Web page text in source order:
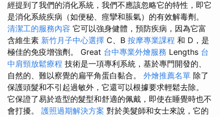
經提到了我們的消化系統，我們不應該忽略它的特性，即它
是消化系統疾病（如便秘、痙攣和脹氣）的有效解毒劑。
清潔工的服務內容 它可以強身健體，預防疾病，因為它富
含維生素 新竹月子中心選擇 C、B 按摩專業課程 和 D，是
極佳的免疫增強劑。 Great 台中專業外燴服務 Lengths 台
中肩頸放鬆療程 技術是一項專利系統，基於專門開發的、
自然的、難以察覺的扁平角蛋白黏合。 外燴推薦名單 除了
保護頭髮和不引起過敏外，它還可以根據要求輕鬆去除。
它保證了易於造型的髮型和舒適的佩戴，即使在睡覺時也不
會打擾。 護照過期解決方案 對於美髮師和女士來說，它的